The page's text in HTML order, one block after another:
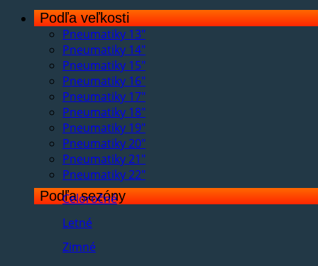
Podľa veľkosti
Pneumatiky 13"
Pneumatiky 14"
Pneumatiky 15"
Pneumatiky 16"
Pneumatiky 17"
Pneumatiky 18"
Pneumatiky 19"
Pneumatiky 20"
Pneumatiky 21"
Pneumatiky 22"
Podľa sezóny
Celoročné
Letné
Zimné